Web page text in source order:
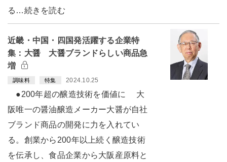
る…続きを読む
近畿・中国・四国発活躍する企業特
集：大醤 大醤ブランドらしい商品急
増
調味料 特集 2024.10.25
●200年超の醸造技術を価値に 大
阪唯一の醤油醸造メーカー大醤が自社
ブランド商品の開発に力を入れてい
る。創業から200年以上続く醸造技術
を伝承し、食品企業から大阪産原料と